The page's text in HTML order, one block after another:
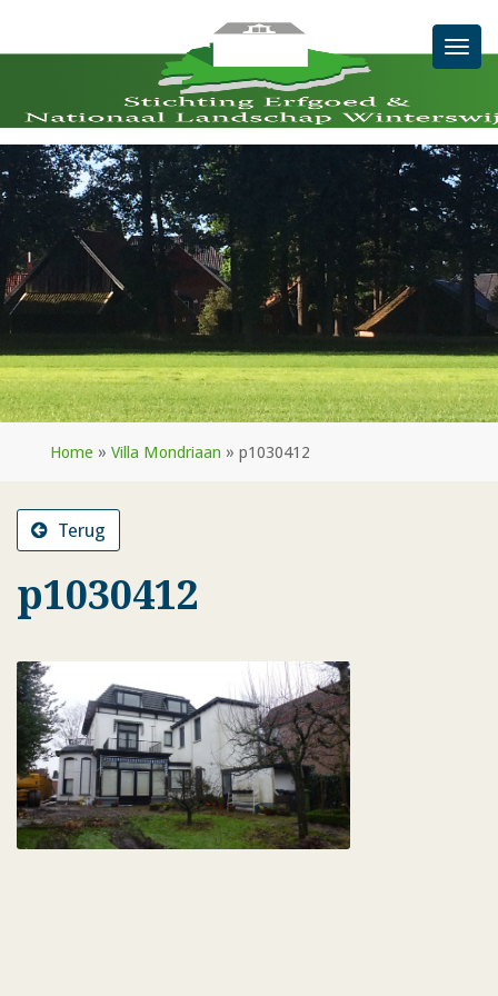
Home » Villa Mondriaan » p1030412
Terug
p1030412